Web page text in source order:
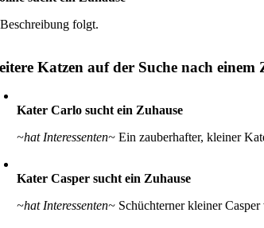
folgt.
Katzen auf der Suche nach einem
Kater Carlo sucht ein Zuhause
~hat Interessenten~ Ein zauberhafter, kleiner
Kater Casper sucht ein Zuhause
~hat Interessenten~ Schüchterner kleiner